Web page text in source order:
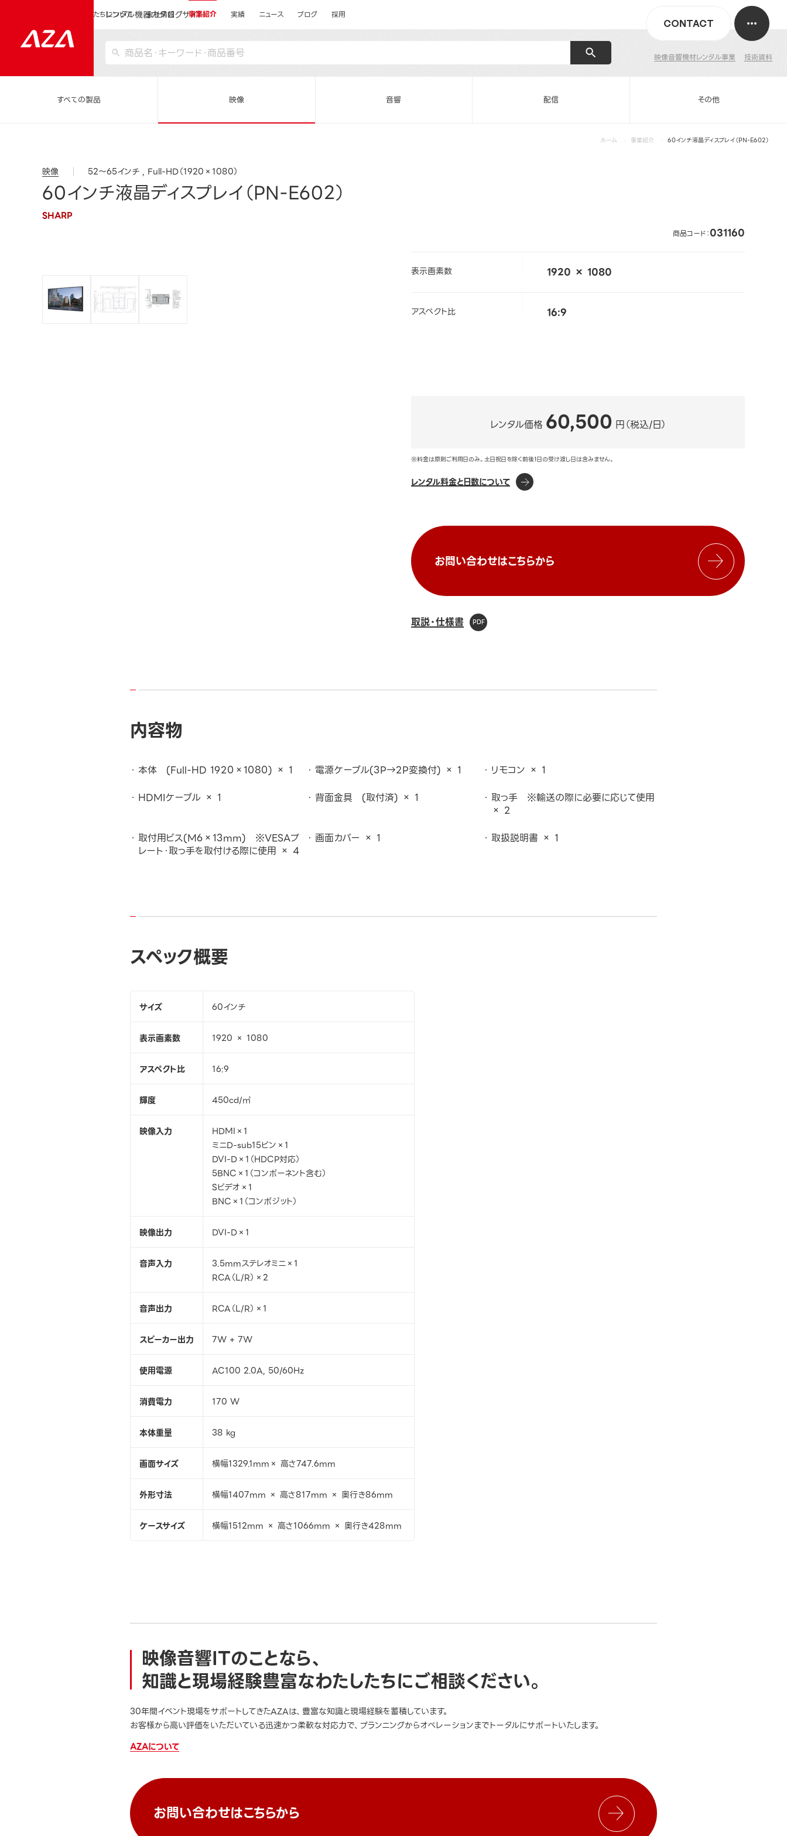
レンタル機器カタログサイト
映像音響機材レンタル事業 技術資料
CONTACT
私たちについて 会社情報 事業紹介 実績 ニュース ブログ 採用
すべての製品 映像 音響 配信 その他
ホーム 事業紹介 60インチ液晶ディスプレイ（PN-E602）
映像 52～65インチ Full-HD（1920×1080）
60インチ液晶ディスプレイ（PN-E602）
SHARP
商品コード：031160
表示画素数 1920 × 1080
アスペクト比 16:9
レンタル価格 60,500 円（税込/日）
※料金は原則ご利用日のみ。土日祝日を除く前後1日の受け渡し日は含みません。
レンタル料金と日数について
お問い合わせはこちらから
取説・仕様書
内容物
本体 (Full-HD 1920×1080) × 1 電源ケーブル(3P→2P変換付) × 1
リモコン × 1
HDMIケーブル × 1
背面金具 (取付済) × 1
取っ手 ※輸送の際に必要に応じて使用
× 2
取付用ビス(M6×13mm) ※VESAプ
レート・取っ手を取付ける際に使用 × 4
画面カバー × 1 取扱説明書 × 1
スペック概要
サイズ 60インチ
表示画素数 1920 × 1080
アスペクト比 16:9
輝度 450cd/㎡
映像入力
HDMI×1
ミニD-sub15ピン×1
DVI-D×1（HDCP対応）
5BNC×1（コンポーネント含む）
Sビデオ×1
BNC×1（コンポジット）
映像出力 DVI-D×1
音声入力
3.5mmステレオミニ×1
RCA（L/R）×2
音声出力 RCA（L/R）×1
スピーカー出力 7W + 7W
使用電源 AC100 2.0A, 50/60Hz
消費電力 170 W
本体重量 38 kg
画面サイズ 横幅1329.1mm× 高さ747.6mm
外形寸法 横幅1407mm × 高さ817mm × 奥行き86mm
ケースサイズ 横幅1512mm × 高さ1066mm × 奥行き428mm
映像音響ITのことなら、
知識と現場経験豊富なわたしたちにご相談ください。
30年間イベント現場をサポートしてきたAZAは、豊富な知識と現場経験を蓄積しています。
お客様から高い評価をいただいている迅速かつ柔軟な対応力で、プランニングからオペレーションまでトータルにサポートいたします。
AZAについて
お問い合わせはこちらから